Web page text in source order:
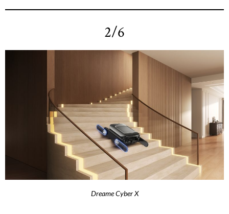
2/6
Dreame Cyber X